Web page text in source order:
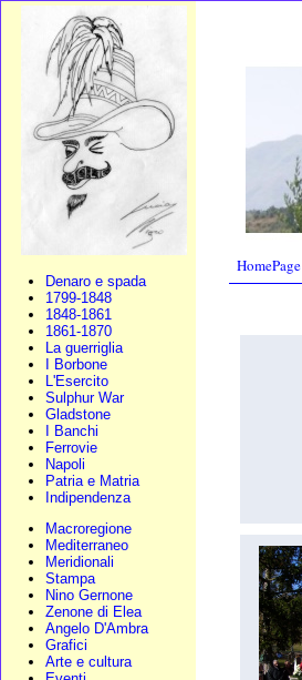
Denaro e spada
1799-1848
1848-1861
1861-1870
La guerriglia
I Borbone
L'Esercito
Sulphur War
Gladstone
I Banchi
Ferrovie
Napoli
Patria e Matria
Indipendenza
Macroregione
Mediterraneo
Meridionali
Stampa
Nino Gernone
Zenone di Elea
Angelo D'Ambra
Grafici
Arte e cultura
HomePage